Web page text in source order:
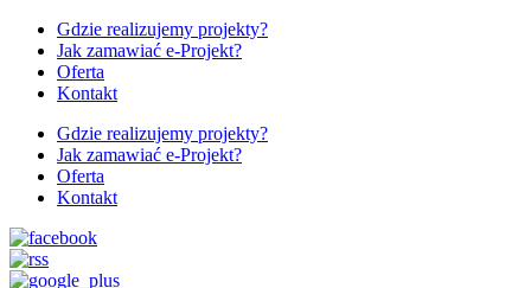
Gdzie realizujemy projekty?
Jak zamawiać e-Projekt?
Oferta
Kontakt
Gdzie realizujemy projekty?
Jak zamawiać e-Projekt?
Oferta
Kontakt